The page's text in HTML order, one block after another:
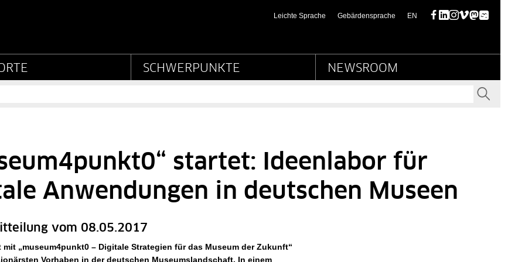
Preußischer Kulturbesitz
Leichte Sprache Gebärdensprache EN (this page in English)
Facebook
LinkedIn
Instagram
VimeoMastodon
Bluesky
SCHWERPUNKTE NEWSROOM
startet: Ideenlabor für
Anwendungen in deutschen Museen
vom 08.05.2017
mit „museum4punkt0 – Digitale Strategien für das Museum der Zukunft“
Vorhaben in der deutschen Museumslandschaft. In einem